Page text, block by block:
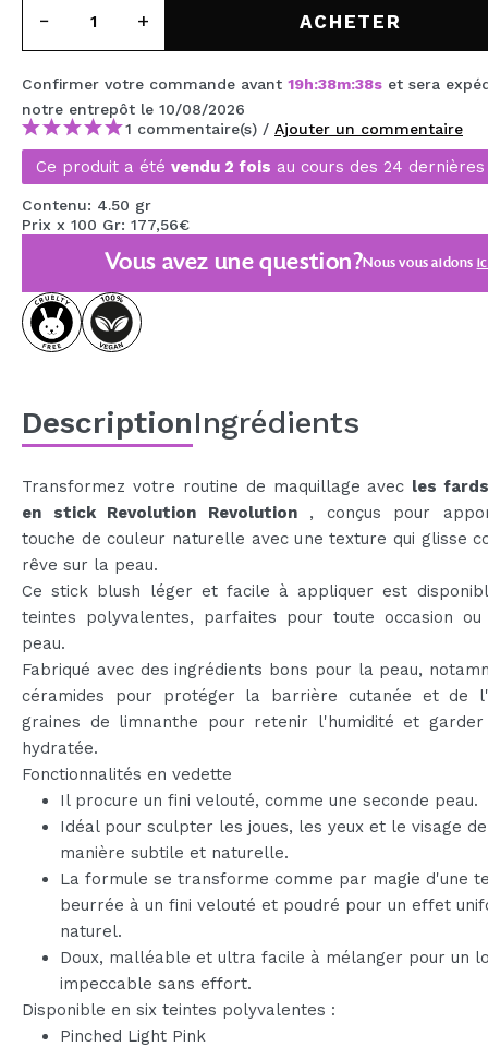
MAQUIFARMA
TRAVEL SIZE
NATURE
OFFRES
OUTLET
ILS SONT REVENUS!
BIENTÔT DISPONIBLE
ACHETER
Confirmer votre commande avant 19h:38m:37s et sera
notre entrepôt le 10/08/2026
1 commentaire(s) / Ajouter un commentaire
Ce produit a été vendu 2 fois au cours des 24
Contenu: 4.50 gr
Prix x 100 Gr: 177,56€
Vous avez une question?Nous vous aidons
DescriptionIngrédients
Transformez votre routine de maquillage avec les
en stick Revolution Revolution, conçus pour
touche de couleur naturelle avec une texture qui glisse
rêve sur la peau.
Ce stick blush léger et facile à appliquer est
teintes polyvalentes, parfaites pour toute occasion
peau.​
Fabriqué avec des ingrédients bons pour la peau,
céramides pour protéger la barrière cutanée et de
graines de limnanthe pour retenir l'humidité et
hydratée.
Fonctionnalités en vedette
Il procure un fini velouté, comme une seconde peau.
Idéal pour sculpter les joues, les yeux et le visage de
manière subtile et naturelle.
La formule se transforme comme par magie d'une
beurrée à un fini velouté et poudré pour un effet
naturel.
Doux, malléable et ultra facile à mélanger pour un
impeccable sans effort.
Disponible en six teintes polyvalentes :
Pinched Light Pink